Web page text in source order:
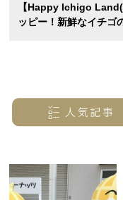
【Happy Ichigo
ッピー！新鮮なイチゴ